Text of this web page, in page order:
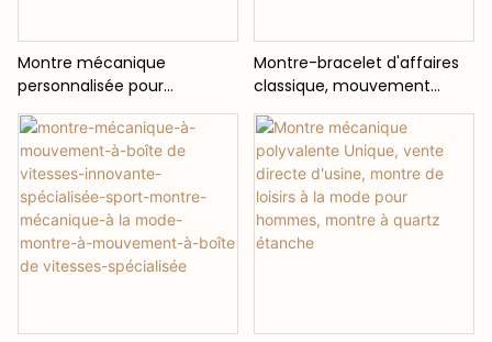
Montre mécanique
personnalisée pour
hommes, de haute qualité,
Cool et à la mode,
multifonctionnelle, grand
Style Vintage
Montre-bracelet d'affaires
classique, mouvement
spécialisé, boîte de vitesses
mécanique, vente en gros
d'usine